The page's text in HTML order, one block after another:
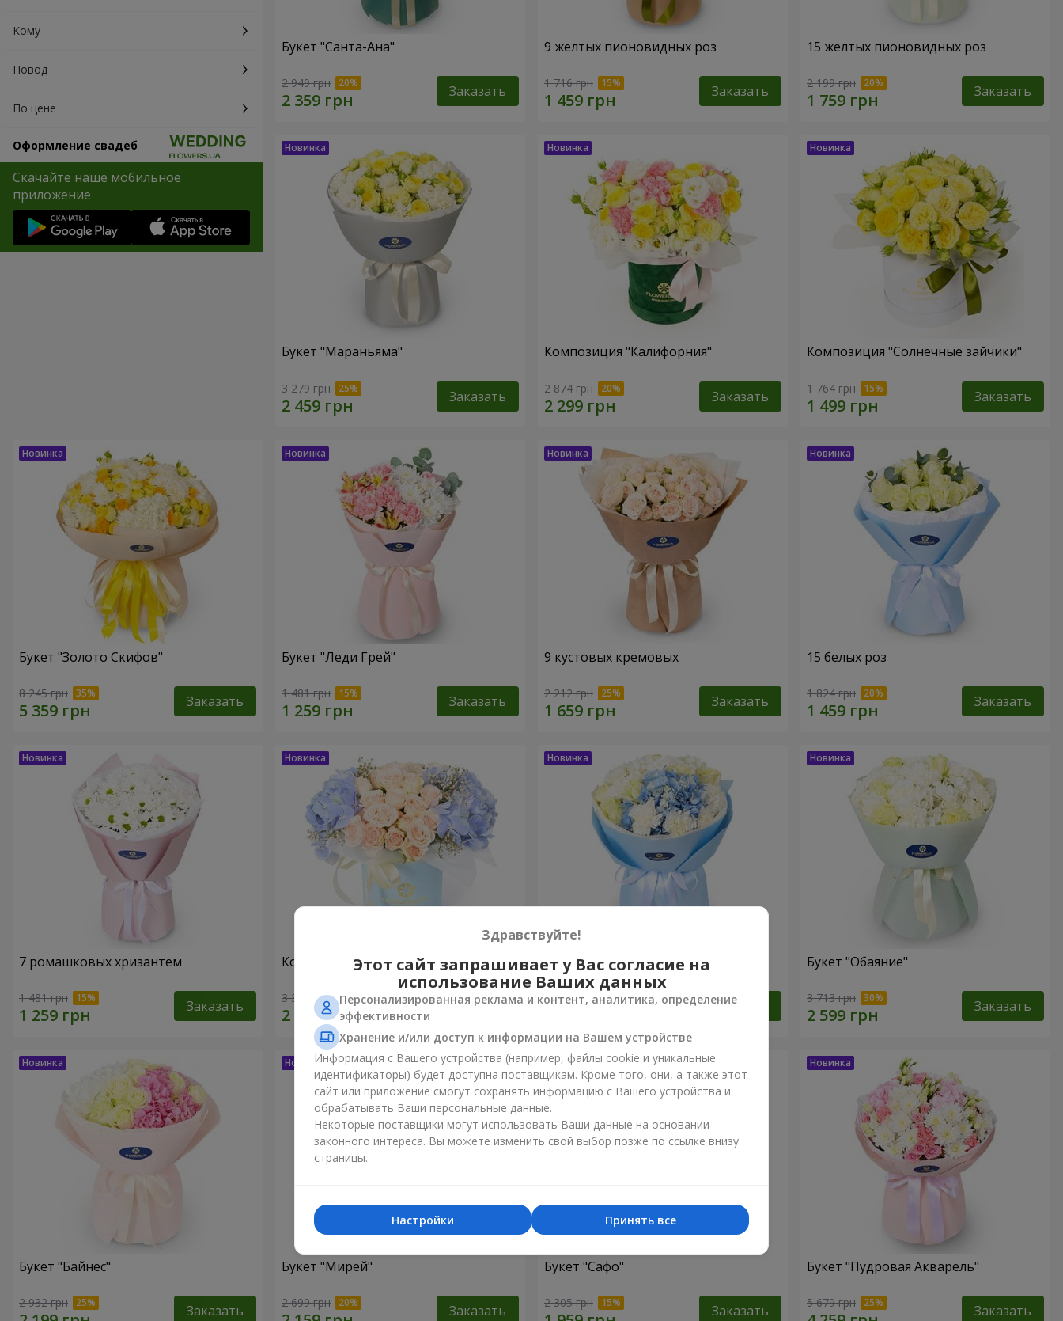
Кому
Повод
По цене
Оформление свадеб
Скачайте наше мобильное
приложение
Букет "Санта-Ана"
2 949 грн Заказать
9 желтых пионовидных роз
1 716 грн Заказать
15 желтых пионовидных роз
2 199 грн Заказать
Букет "Мараньяма"
3 279 грн Заказать
Композиция "Калифорния"
2 874 грн Заказать
Композиция "Солнечные зайчики"
1 764 грн Заказать
Букет "Золото Скифов"
8 245 грн Заказать
Букет "Леди Грей"
1 481 грн Заказать
9 кустовых кремовых
2 212 грн Заказать
15 белых роз
1 824 грн Заказать
7 ромашковых хризантем
1 481 грн Заказать
Композиция "Окленд"
3 364 грн Заказать
Букет "Sia"
3 465 грн Заказать
Букет "Обаяние"
3 713 грн Заказать
Букет "Байнес"
2 932 грн Заказать
Букет "Мирей"
2 699 грн Заказать
Букет "Сафо"
2 305 грн Заказать
Букет "Пудровая Акварель"
5 679 грн Заказать
Здравствуйте!
Этот сайт запрашивает у Вас согласие на
использование Ваших данных
Персонализированная реклама и контент, аналитика, определение
эффективности
Хранение и/или доступ к информации на Вашем устройстве
Информация с Вашего устройства (например, файлы cookie и уникальные
идентификаторы) будет доступна поставщикам. Кроме того, они, а также этот
сайт или приложение смогут сохранять информацию с Вашего устройства и
обрабатывать Ваши персональные данные.
Некоторые поставщики могут использовать Ваши данные на основании
законного интереса. Вы можете изменить свой выбор позже по ссылке внизу
страницы.
Принять все
Настройки